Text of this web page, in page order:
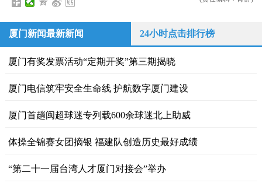
厦门新闻最新新闻 24小时点击排行榜
厦门有奖发票活动“定期开奖”第三期揭晓
厦门电信筑牢安全生命线 护航数字厦门建设
厦门首趟闽超球迷专列载600余球迷北上助威
体操全锦赛女团摘银 福建队创造历史最好成绩
“第二十一届台湾人才厦门对接会”举办